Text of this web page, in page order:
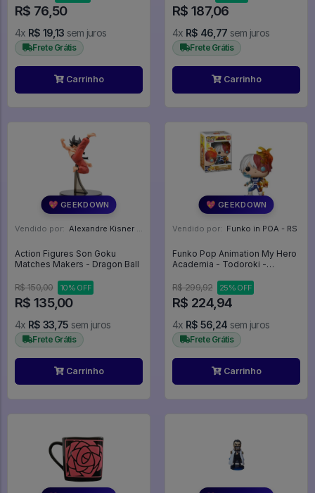
R$ 76,50
4x R$ 19,13 sem juros
Frete Grátis
Carrinho
R$ 187,06
4x R$ 46,77 sem juros
Frete Grátis
Carrinho
💖 GEEKDOWN
Vendido por: Alexandre Kisner - PR
Action Figures Son Goku
Matches Makers - Dragon Ball
R$ 150,00 10% OFF
R$ 135,00
4x R$ 33,75 sem juros
Frete Grátis
Carrinho
💖 GEEKDOWN
Vendido por: Funko in POA - RS
Funko Pop Animation My Hero
Academia - Todoroki -
Animation #372
R$ 299,92 25% OFF
R$ 224,94
4x R$ 56,24 sem juros
Frete Grátis
Carrinho